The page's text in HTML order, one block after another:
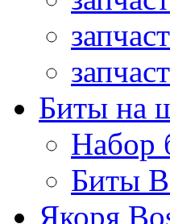
Биты на
Набор
Биты
Якоря